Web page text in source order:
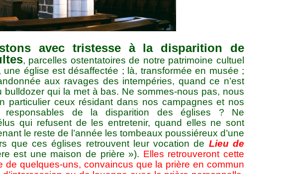
avec tristesse à la disparition de
, parcelles ostentatoires de notre patrimoine cultuel
une église est désaffectée ; là, transformée en musée ;
aux ravages des intempéries, quand ce n’est
bulldozer qui la met à bas. Ne sommes-nous pas, nous
particulier ceux résidant dans nos campagnes et nos
responsables de la disparition des églises ? Ne
qui refusent de les entretenir, quand elles ne sont
le reste de l’année les tombeaux poussiéreux d’une
que ces églises retrouvent leur vocation de Lieu de
est une maison de prière »). Elles retrouveront cette
de quelques-uns, convaincus que la prière en commun